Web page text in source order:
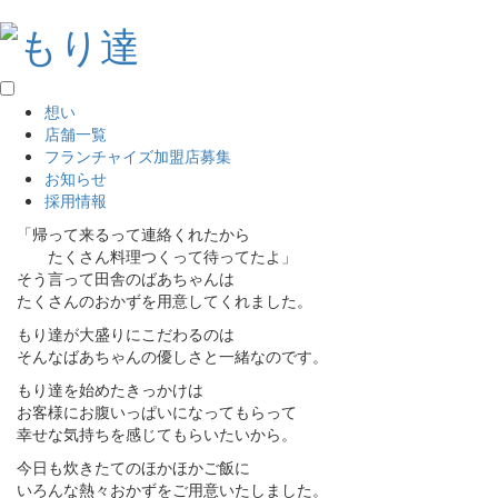
想い
店舗一覧
フランチャイズ加盟店募集
お知らせ
採用情報
「帰って来るって連絡くれたから
たくさん料理つくって待ってたよ」
そう言って田舎のばあちゃんは
たくさんのおかずを用意してくれました。
もり達が大盛りにこだわるのは
そんなばあちゃんの優しさと一緒なのです。
もり達を始めたきっかけは
お客様にお腹いっぱいになってもらって
幸せな気持ちを感じてもらいたいから。
今日も炊きたてのほかほかご飯に
いろんな熱々おかずをご用意いたしました。